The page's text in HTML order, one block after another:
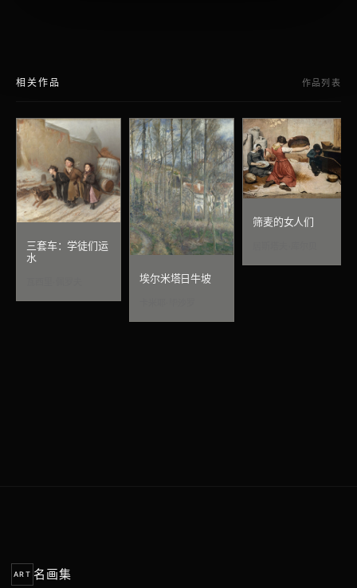
相关作品 作品列表
三套车：学徒们运
水
埃尔米塔日牛坡
筛麦的女人们
ART 名画集